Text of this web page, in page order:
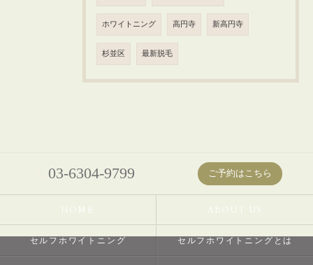
ホワイトニング 高円寺 新高円寺
杉並区 最新脱毛
03-6304-9799 ご予約はこちら
HOME ABOUT US
セルフホワイトニング セルフホワイトニングとは